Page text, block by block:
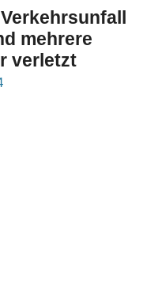
mehrere
verletzt